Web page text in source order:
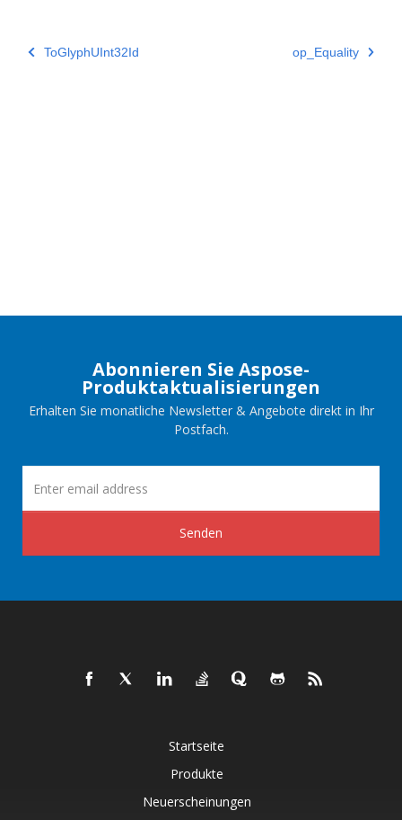
ToGlyphUInt32Id op_Equality
Abonnieren Sie Aspose-
Produktaktualisierungen
Erhalten Sie monatliche Newsletter & Angebote direkt in Ihr
Postfach.
Senden
Startseite
Produkte
Neuerscheinungen